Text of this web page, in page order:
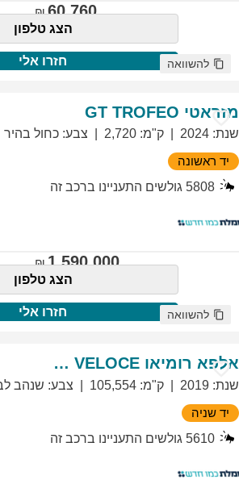
60,760
הצג טלפון
חזרו אלי להשוואה
מזראטי GT TROFEO
שנת:
2024 ק"מ:
2,720 צבע: כחול בהיר
יד ראשונה
5808 גולשים התעניינו ברכב זה
1,590,000
הצג טלפון
חזרו אלי להשוואה
אלפא רומיאו VELOCE
שנת:
2019 ק"מ:
105,554 צבע: שנהב
יד שניה
5610 גולשים התעניינו ברכב זה